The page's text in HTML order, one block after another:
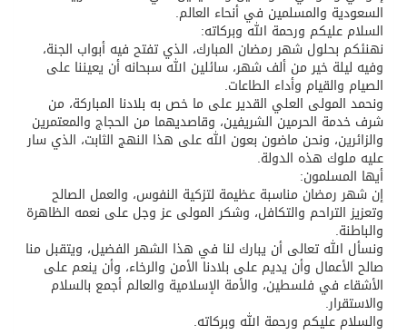
السعودية والمسلمين في أنحاء العالم.
السلام عليكم ورحمة الله وبركاته:
نهنئكم بحلول شهر رمضان المبارك، الذي تفتح فيه أبواب الجنة،
وفيه ليلة خير من ألف شهر، سائلين الله سبحانه أن يعيننا على
الصيام والقيام وأداء الطاعات.
ونحمد المولى العلي القدير على ما خص به بلادنا المباركة، من
شرف خدمة الحرمين الشريفين، وقاصديهما من الحجاج والمعتمرين
والزائرين، ونحن ماضون بعون الله على هذا النهج الثابت، الذي سار
عليه ملوك هذه الدولة.
أيها المسلمون:
إن شهر رمضان مناسبة عظيمة لتزكية النفوس، والعمل الصالح
وتعزيز التراحم والتكافل، وشكر المولى عز وجل على نعمه الظاهرة
والباطنة.
ونسأل الله تعالى أن يبارك لنا في هذا الشهر الفضيل، ويتقبل منا
صالح الأعمال وأن يديم على بلادنا الأمن والرخاء، وأن ينعم على
الأشقاء في فلسطين، والأمة الإسلامية والعالم أجمع بالسلام
والاستقرار.
والسلام عليكم ورحمة الله وبركاته.